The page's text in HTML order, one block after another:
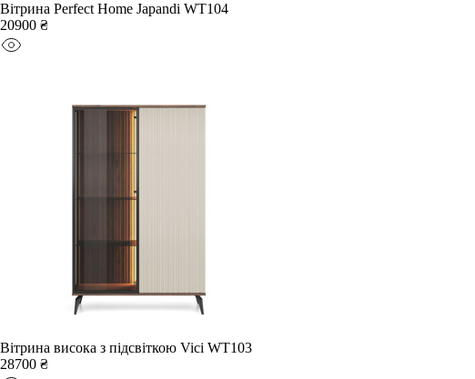
Вітрина Perfect Home Japandi WT104
20900 ₴
Вітрина висока з підсвіткою Vici WT103
28700 ₴